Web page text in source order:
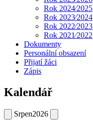
Rok 2024⁄2025
Rok 2023⁄2024
Rok 2022⁄2023
Rok 2021⁄2022
Dokumenty
Personální obsazení
Přijatí žáci
Zápis
Kalendář
Srpen2026